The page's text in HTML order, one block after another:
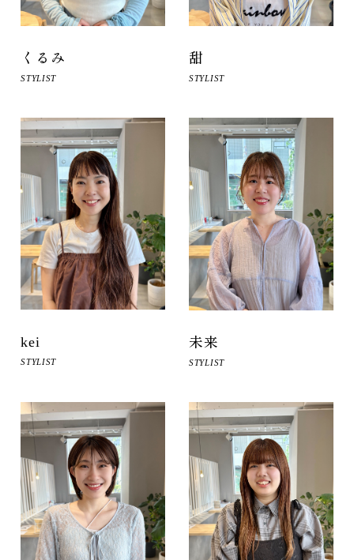
くるみ
STYLIST
甜
STYLIST
kei
STYLIST
未来
STYLIST